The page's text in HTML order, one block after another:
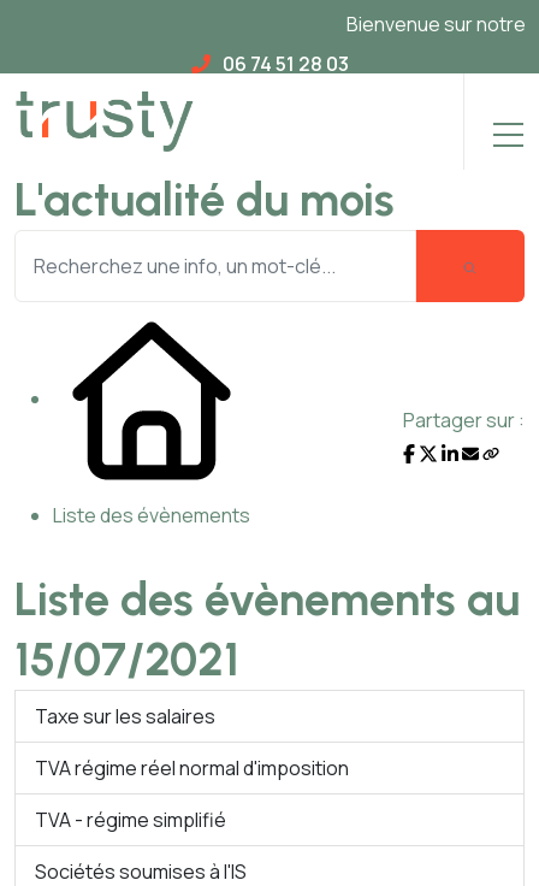
Bienvenue sur notre
06 74 51 28 03
L'actualité du mois
Liste des évènements
Partager sur :
Liste des évènements au
15/07/2021
Taxe sur les salaires
TVA régime réel normal d'imposition
TVA - régime simplifié
Sociétés soumises à l'IS